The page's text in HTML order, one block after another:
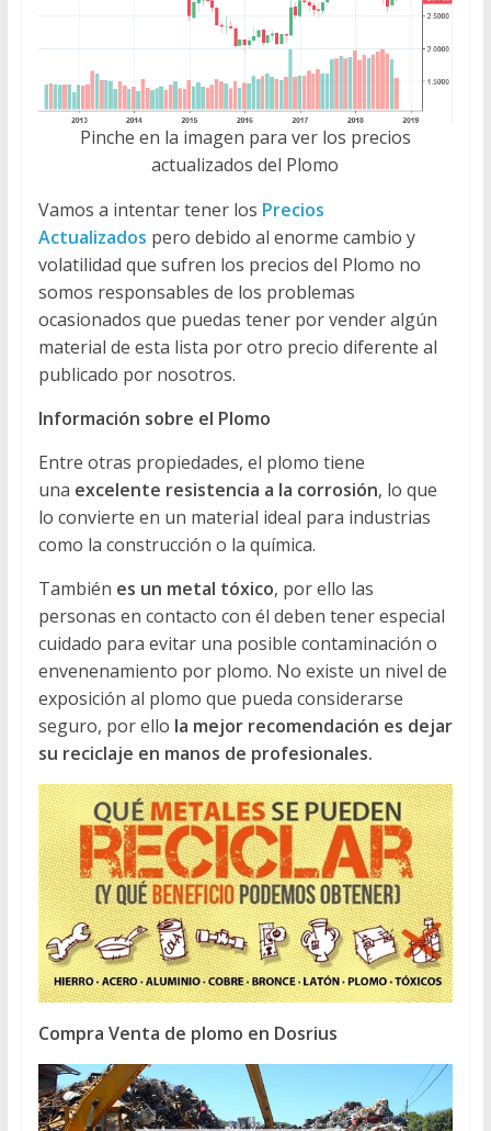
Pinche en la imagen para ver los precios
actualizados del Plomo
Vamos a intentar tener los Precios
Actualizados pero debido al enorme cambio y
volatilidad que sufren los precios del Plomo no
somos responsables de los problemas
ocasionados que puedas tener por vender algún
material de esta lista por otro precio diferente al
publicado por nosotros.
Información sobre el Plomo
Entre otras propiedades, el plomo tiene
una excelente resistencia a la corrosión, lo que
lo convierte en un material ideal para industrias
como la construcción o la química.
También es un metal tóxico, por ello las
personas en contacto con él deben tener especial
cuidado para evitar una posible contaminación o
envenenamiento por plomo. No existe un nivel de
exposición al plomo que pueda considerarse
seguro, por ello la mejor recomendación es dejar
su reciclaje en manos de profesionales.
Compra Venta de plomo en Dosrius